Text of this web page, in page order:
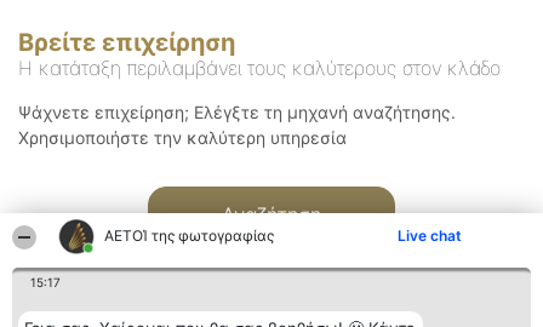
ΑΕΤΟΊ της φωτογραφίας Live chat
15:17
Βρείτε επιχείρηση
Η κατάταξη περιλαμβάνει τους καλύτερους στον κλάδο
Ψάχνετε επιχείρηση; Ελέγξτε τη μηχανή αναζήτησης.
Χρησιμοποιήστε την καλύτερη υπηρεσία
Αναζήτηση